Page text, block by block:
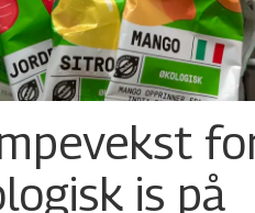
is på